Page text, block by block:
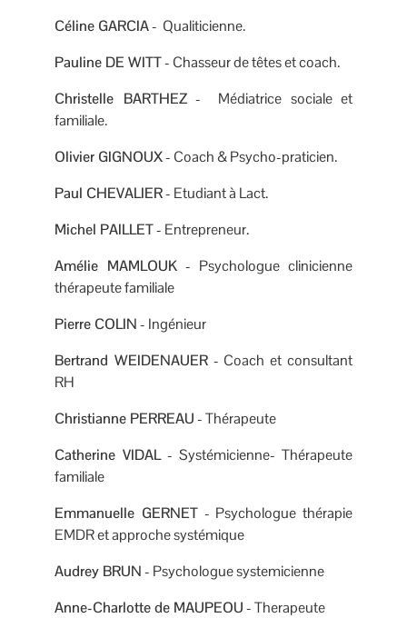
Céline GARCIA- Qualiticienne.
Pauline DE WITT- Chasseur de têtes et coach.
Christelle BARTHEZ- Médiatrice sociale et
familiale.
Olivier GIGNOUX- Coach & Psycho-praticien.
Paul CHEVALIER- Etudiant à Lact.
Michel PAILLET- Entrepreneur.
Amélie MAMLOUK - Psychologue clinicienne
thérapeute familiale
Pierre COLIN- Ingénieur
Bertrand WEIDENAUER- Coach et consultant
RH
Christianne PERREAU- Thérapeute
Catherine VIDAL- Systémicienne- Thérapeute
familiale
Emmanuelle GERNET- Psychologue thérapie
EMDR et approche systémique
Audrey BRUN- Psychologue systemicienne
Anne-Charlotte de MAUPEOU- Therapeute